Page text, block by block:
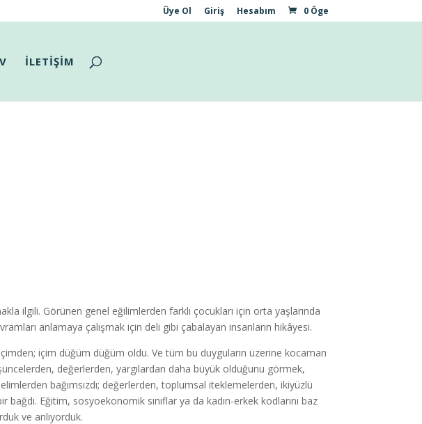
Üye Ol Giriş Hesabım 0 Öge
İLETİŞİM
ilgili. Görünen genel eğilimlerden farklı çocukları için orta yaşlarında
anlamaya çalışmak için deli gibi çabalayan insanların hikâyesi.
içim düğüm düğüm oldu. Ve tüm bu duyguların üzerine kocaman
değerlerden, yargılardan daha büyük olduğunu görmek,
bağımsızdı; değerlerden, toplumsal iteklemelerden, ikiyüzlü
bağdı. Eğitim, sosyoekonomik sınıflar ya da kadın-erkek kodlarını baz
ve anlıyorduk.